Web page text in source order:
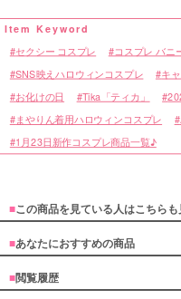
セクシー コスプレ コスプレ バニ
SNS映えハロウィンコスプレ キ
お化けの日 Tika「ティカ」
まやりん着用ハロウィンコスプレ
1月23日新作コスプレ商品一覧♪
■この商品を見ている人はこちら
■あなたにおすすめの商品
■閲覧履歴